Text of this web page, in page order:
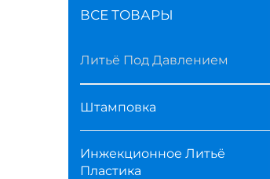
ВСЕ ТОВАРЫ
Литьё Под Давлением
Штамповка
Инжекционное Литьё
Пластика